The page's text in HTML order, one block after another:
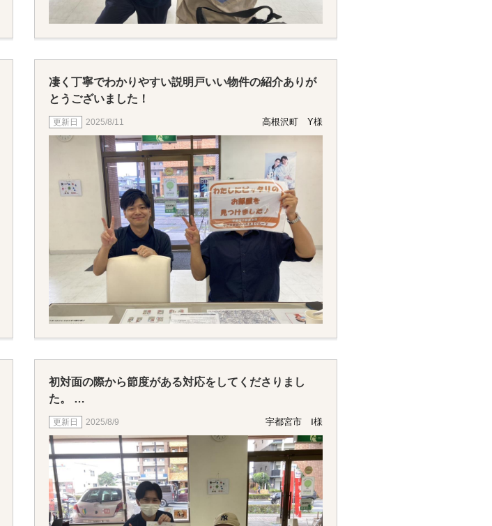
凄く丁寧でわかりやすい説明戸いい物件の紹介ありが
とうございました！
2025/8/11 高根沢町 Y様
初対面の際から節度がある対応をしてくださりまし
た。
現住居の困っていること等、親身に相談にのってくだ
さいました。
ありがとうございました。
2025/8/9 宇都宮市 Ⅰ様